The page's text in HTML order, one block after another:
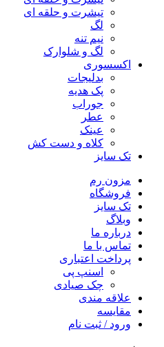
تیشرت و حلقه ای
لگ
نیم تنه
لگ و شلوارک
اکسسوری
بدلیجات
پک هدیه
جوراب
عطر
عینک
کلاه و دست کش
تک سایز
مزون رم
فروشگاه
تک سایز
وبلاگ
درباره ما
تماس با ما
پرداخت اعتباری
اسنپ پی
چک صیادی
علاقه مندی
مقايسه
ورود / ثبت نام